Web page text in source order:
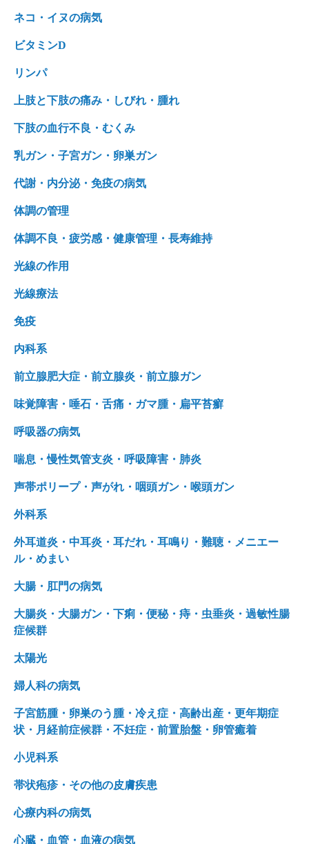
ネコ・イヌの病気
ビタミンD
リンパ
上肢と下肢の痛み・しびれ・腫れ
下肢の血行不良・むくみ
乳ガン・子宮ガン・卵巣ガン
代謝・内分泌・免疫の病気
体調の管理
体調不良・疲労感・健康管理・長寿維持
光線の作用
光線療法
免疫
内科系
前立腺肥大症・前立腺炎・前立腺ガン
味覚障害・唾石・舌痛・ガマ腫・扁平苔癬
呼吸器の病気
喘息・慢性気管支炎・呼吸障害・肺炎
声帯ポリープ・声がれ・咽頭ガン・喉頭ガン
外科系
外耳道炎・中耳炎・耳だれ・耳鳴り・難聴・メニエー
ル・めまい
大腸・肛門の病気
大腸炎・大腸ガン・下痢・便秘・痔・虫垂炎・過敏性腸
症候群
太陽光
婦人科の病気
子宮筋腫・卵巣のう腫・冷え症・高齢出産・更年期症
状・月経前症候群・不妊症・前置胎盤・卵管癒着
小児科系
帯状疱疹・その他の皮膚疾患
心療内科の病気
心臓・血管・血液の病気